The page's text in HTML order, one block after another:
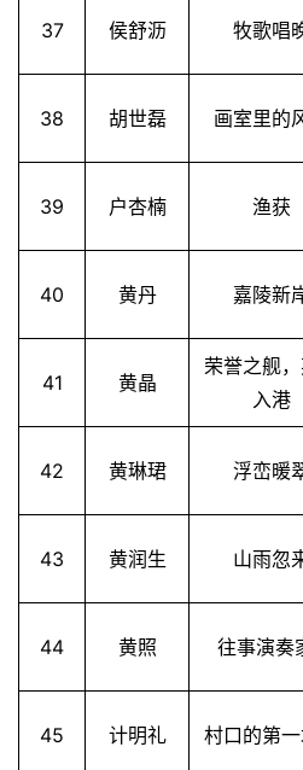
37 侯舒沥 牧歌唱
38 胡世磊 画室里的
39 户杏楠 渔获
40 黄丹 嘉陵新
41 黄晶
荣誉之舰
入港
42 黄琳珺 浮峦暖
43 黄润生 山雨忽
44 黄照 往事演奏
45 计明礼 村口的第